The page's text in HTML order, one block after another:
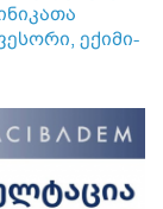
ექიმი-